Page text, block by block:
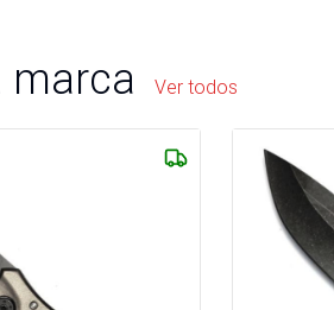
marca Ver todos